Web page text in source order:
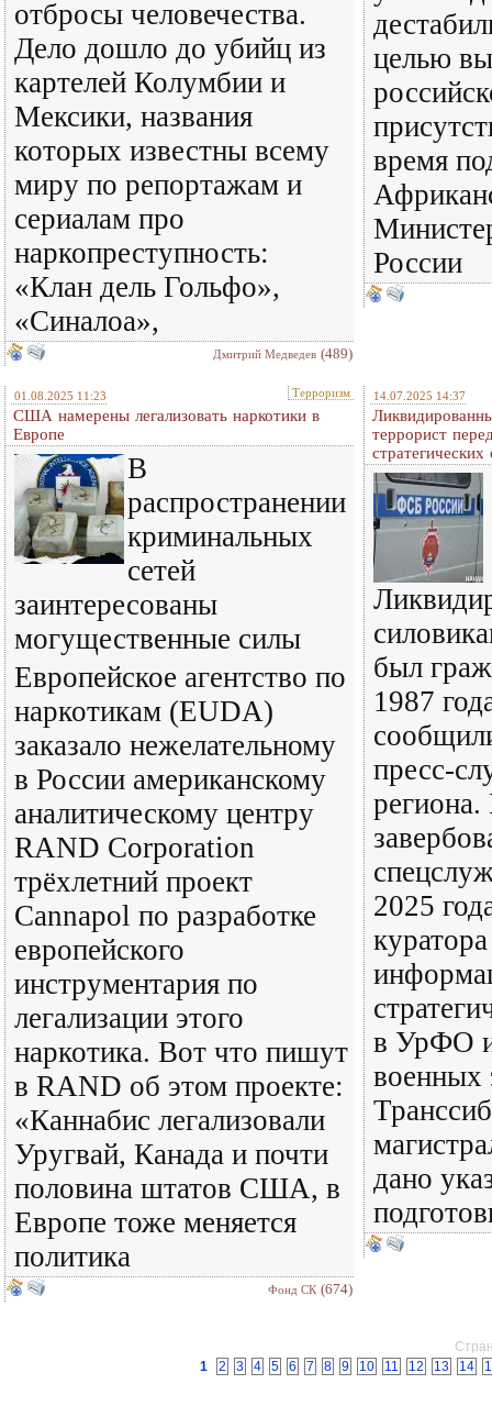
отбросы человечества.
Дело дошло до убийц из
картелей Колумбии и
Мексики, названия
которых известны всему
миру по репортажам и
сериалам про
наркопреступность:
«Клан дель Гольфо»,
«Синалоа»,
Дмитрий Медведев (489)
целью
время
России
01.08.2025 11:23 Терроризм
США намерены легализовать наркотики в
Европе
В
распространении
криминальных
сетей
заинтересованы
могущественные силы
Европейское агентство по
наркотикам (EUDA)
заказало нежелательному
в России американскому
аналитическому центру
RAND Corporation
трёхлетний проект
Cannapol по разработке
европейского
инструментария по
легализации этого
наркотика. Вот что пишут
в RAND об этом проекте:
«Каннабис легализовали
Уругвай, Канада и почти
половина штатов США, в
Европе тоже меняется
политика
Фонд СК (674)
14.07.2025 14:37
террорист
был
1987
пресс-
2025
в УрФО
военных
дано
1
2 3 4 5 6 7 8 9 10 11 12 13 14